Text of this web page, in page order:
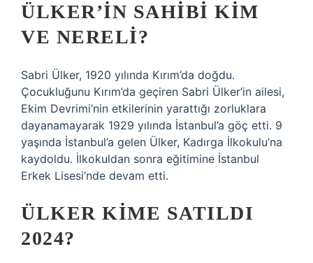
ÜLKER’IN SAHIBI KIM
VE NERELI?
Sabri Ülker, 1920 yılında Kırım’da doğdu.
Çocukluğunu Kırım’da geçiren Sabri Ülker’in ailesi,
Ekim Devrimi’nin etkilerinin yarattığı zorluklara
dayanamayarak 1929 yılında İstanbul’a göç etti. 9
yaşında İstanbul’a gelen Ülker, Kadırga İlkokulu’na
kaydoldu. İlkokuldan sonra eğitimine İstanbul
Erkek Lisesi’nde devam etti.
ÜLKER KIME SATILDI
2024?